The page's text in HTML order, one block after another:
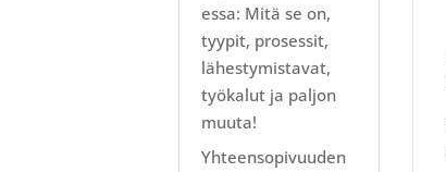
essa: Mitä se on,
tyypit, prosessit,
lähestymistavat,
työkalut ja paljon
muuta!
Yhteensopivuuden